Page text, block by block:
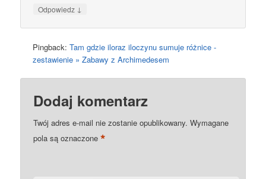
Odpowiedz ↓
Pingback:Tam gdzie iloraz iloczynu sumuje różnice -
zestawienie » Zabawy z Archimedesem
Dodaj komentarz
Twój adres e-mail nie zostanie opublikowany. Wymagane
pola są oznaczone*